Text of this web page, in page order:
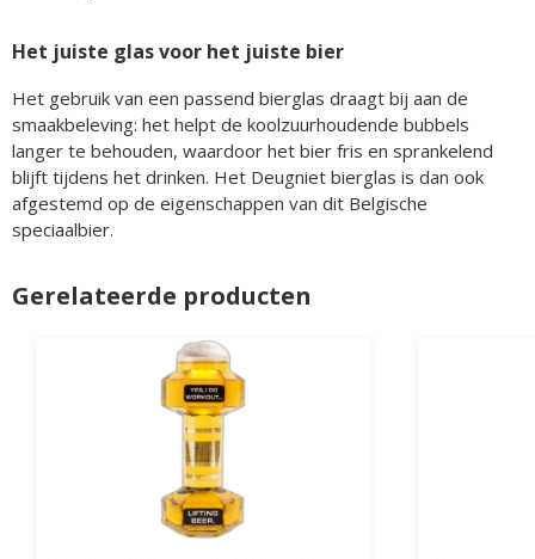
Het juiste glas voor het juiste bier
Het gebruik van een passend bierglas draagt bij aan de
smaakbeleving: het helpt de koolzuurhoudende bubbels
langer te behouden, waardoor het bier fris en sprankelend
blijft tijdens het drinken. Het Deugniet bierglas is dan ook
afgestemd op de eigenschappen van dit Belgische
speciaalbier.
Gerelateerde producten